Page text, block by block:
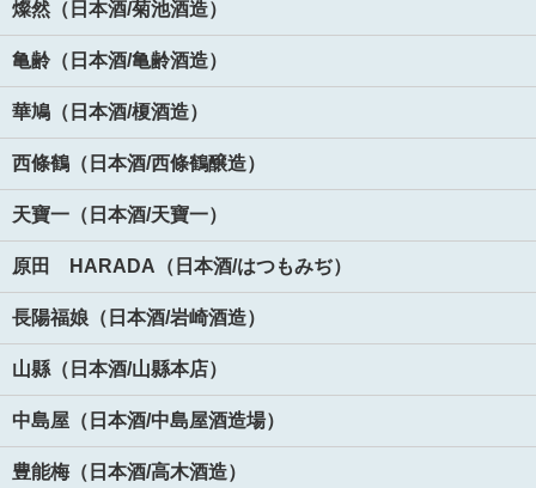
燦然（日本酒/菊池酒造）
亀齢（日本酒/亀齢酒造）
華鳩（日本酒/榎酒造）
西條鶴（日本酒/西條鶴醸造）
天寶一（日本酒/天寶一）
原田 HARADA（日本酒/はつもみぢ）
長陽福娘（日本酒/岩崎酒造）
山縣（日本酒/山縣本店）
中島屋（日本酒/中島屋酒造場）
豊能梅（日本酒/高木酒造）